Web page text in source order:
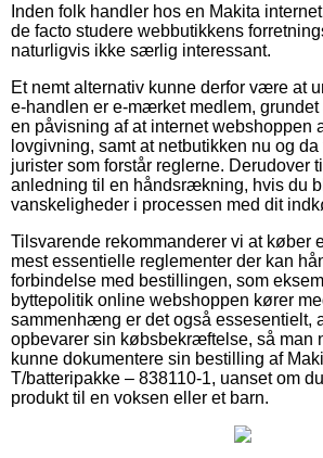
Inden folk handler hos en Makita
de facto studere webbutikkens
naturligvis ikke særlig interessant.
Et nemt alternativ kunne derfor være at
e-handlen er e-mærket medlem,
en påvisning af at internet webshoppen
lovgivning, samt at netbutikken nu og
jurister som forstår reglerne. Derudover
anledning til en håndsrækning, hvis du
vanskeligheder i processen med dit
Tilsvarende rekommanderer vi at køber
mest essentielle reglementer der kan
forbindelse med bestillingen, som
byttepolitik online webshoppen kører
sammenhæng er det også essesentielt,
opbevarer sin købsbekræftelse, så man
kunne dokumentere sin bestilling af
T/batteripakke – 838110-1, uanset om
produkt til en voksen eller et barn.